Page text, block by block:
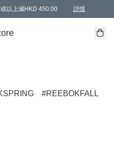
以上減HKD 450.00 詳情
級）AAPE products, members can
用於 特定的送貨方式 )
REEBOKFALL